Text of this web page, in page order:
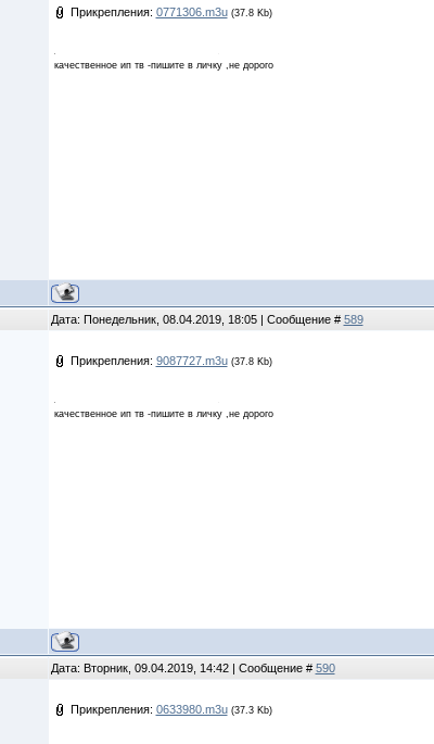
Прикрепления: 0771306.m3u (37.8 Kb)
качественное ип тв -пишите в личку ,не дорого
Дата: Понедельник, 08.04.2019, 18:05 | Сообщение # 589
Прикрепления: 9087727.m3u (37.8 Kb)
качественное ип тв -пишите в личку ,не дорого
Дата: Вторник, 09.04.2019, 14:42 | Сообщение # 590
Прикрепления: 0633980.m3u (37.3 Kb)